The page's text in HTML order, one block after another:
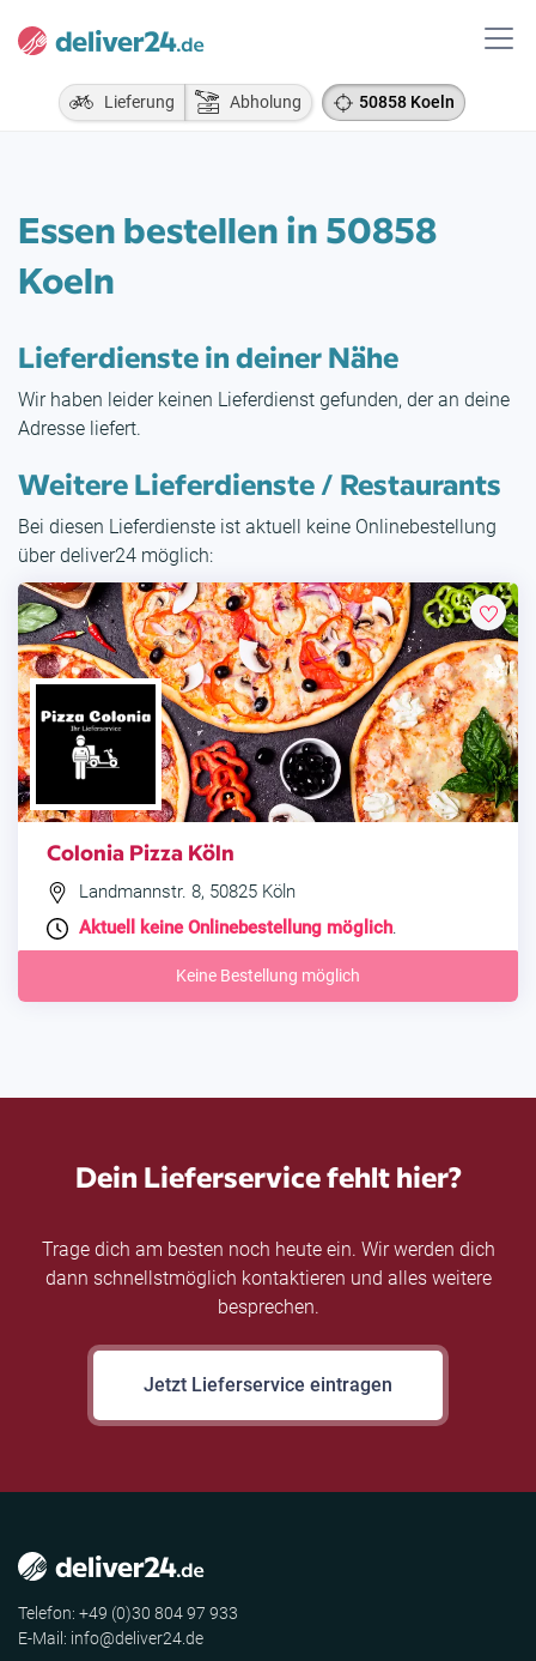
Lieferung Abholung 50858 Koeln
Essen bestellen in 50858
Koeln
Lieferdienste in deiner Nähe
Wir haben leider keinen Lieferdienst gefunden, der an deine
Adresse liefert.
Weitere Lieferdienste / Restaurants
Bei diesen Lieferdienste ist aktuell keine Onlinebestellung
über deliver24 möglich:
Colonia Pizza Köln
Landmannstr. 8, 50825 Köln
Aktuell keine Onlinebestellung möglich.
Keine Bestellung möglich
Dein Lieferservice fehlt hier?
Trage dich am besten noch heute ein. Wir werden dich
dann schnellstmöglich kontaktieren und alles weitere
besprechen.
Jetzt Lieferservice eintragen
Telefon: +49 (0)30 804 97 933
E-Mail: info@deliver24.de